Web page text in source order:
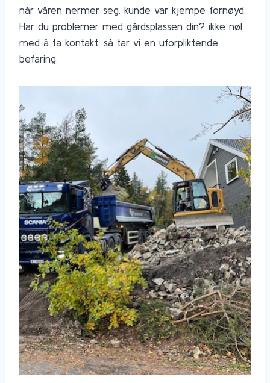
når våren nermer seg. kunde var kjempe fornøyd.
Har du problemer med gårdsplassen din? ikke nøl
med å ta kontakt. så tar vi en uforpliktende
befaring.